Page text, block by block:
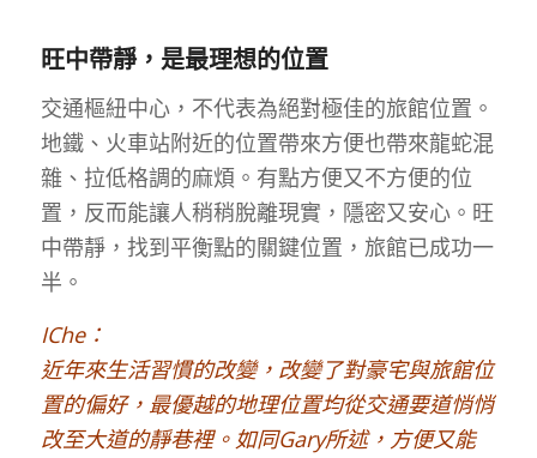
旺中帶靜，是最理想的位置
交通樞紐中心，不代表為絕對極佳的旅館位置。
地鐵、火車站附近的位置帶來方便也帶來龍蛇混
雜、拉低格調的麻煩。有點方便又不方便的位
置，反而能讓人稍稍脫離現實，隱密又安心。旺
中帶靜，找到平衡點的關鍵位置，旅館已成功一
半。
IChe：
近年來生活習慣的改變，改變了對豪宅與旅館位
置的偏好，最優越的地理位置均從交通要道悄悄
改至大道的靜巷裡。如同Gary所述，方便又能